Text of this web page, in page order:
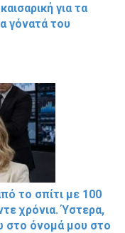
για τα
γόνατά του
το σπίτι με 100
χρόνια. Ύστερα,
στο όνομά μου στο